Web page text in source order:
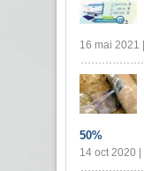
16 mai 2021 |
50%
14 oct 2020 |